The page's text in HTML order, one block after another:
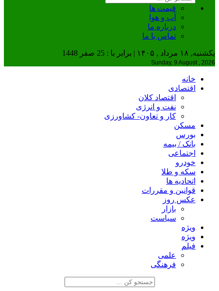
قیمت ها
آب و هوا
درباره ما
تماس با ما
یکشنبه, ۱۸ مرداد , ۱۴۰۵ | برابر با : 25 صفر 1448
Sunday, 9 August , 2026
خانه
اقتصادی
اقتصاد کلان
نفت و انرژی
کار و تعاون- کشاورزی
مسکن
بورس
بانک / بیمه
اجتماعی
خودرو
سکه و طلا
اتحادیه ها
قوانین و مقررات
عکس روز
بازار
سیاست
ویژه
ویژه
فیلم
علمی
فرهنگی